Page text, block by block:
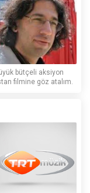
bütçeli aksiyon
filmine göz atalım.